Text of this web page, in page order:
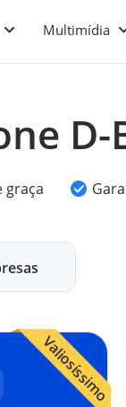
Multimídia
graça
Valiosíssimo